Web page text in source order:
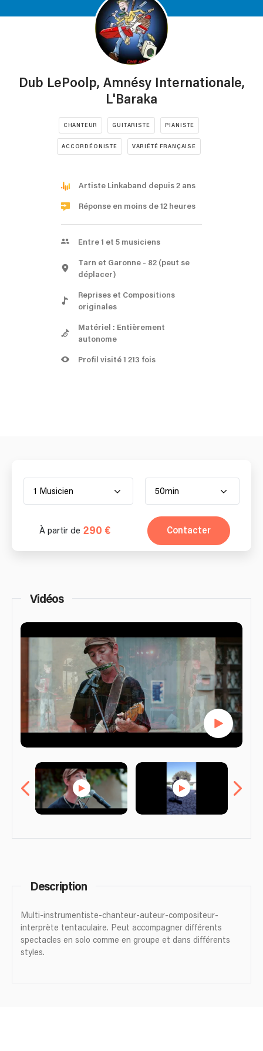
Dub LePoolp, Amnésy Internationale,
L'Baraka
CHANTEUR GUITARISTE PIANISTE
ACCORDÉONISTE VARIÉTÉ FRANÇAISE
Artiste Linkaband depuis 2 ans
Réponse en moins de 12 heures
Entre 1 et 5 musiciens
Tarn et Garonne - 82 (peut se
déplacer)
Reprises et Compositions
originales
Matériel : Entièrement
autonome
Profil visité 1 213 fois
1 Musicien 50min
À partir de 290 € Contacter
Vidéos
Description
Multi-instrumentiste-chanteur-auteur-compositeur-
interprète tentaculaire. Peut accompagner différents
spectacles en solo comme en groupe et dans différents
styles.